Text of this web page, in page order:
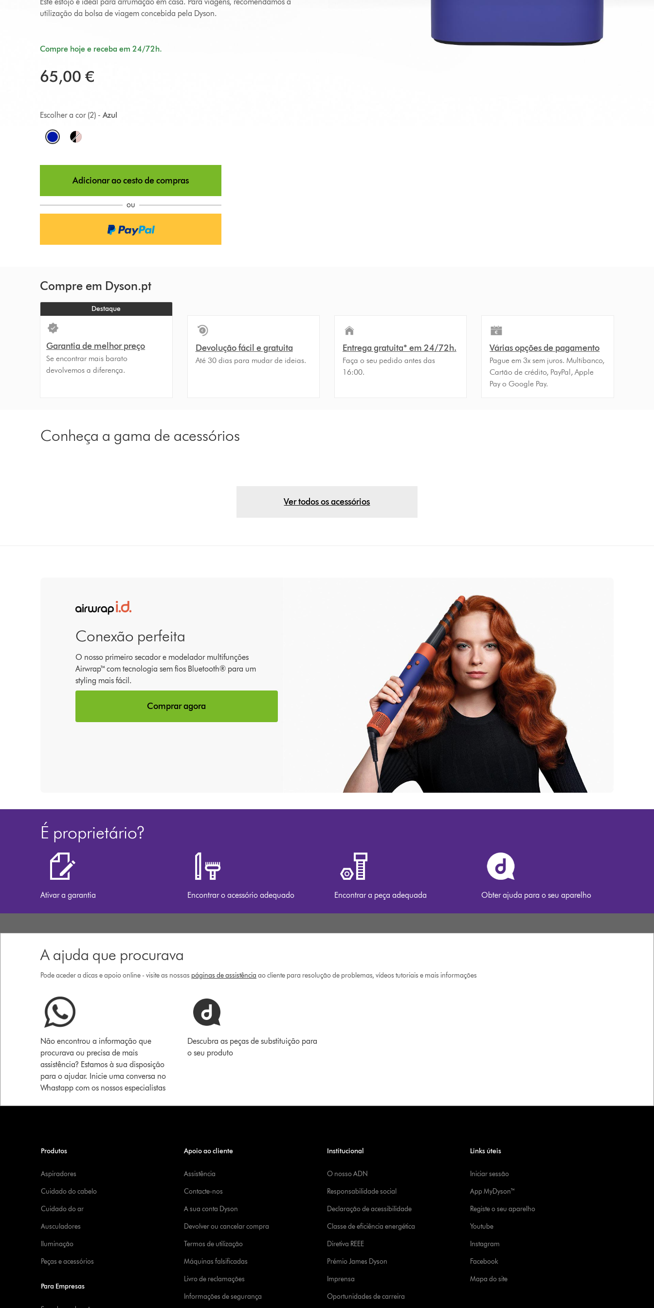
utilização da bolsa de viagem concebida pela Dyson.
Compre hoje e receba em 24/72h.
65,00 €
Azul
Escolher a cor (2) -
O
t
o
Adicionar ao cesto de compras
ou
Compre em Dyson.pt
Destaque
Garantia de melhor preço
Se encontrar mais barato
devolvemos a diferença.
Devolução fácil e gratuita
Até 30 dias para mudar de ideias.
Entrega gratuita* em 24/72h.
Faça o seu pedido antes das
16:00.
Várias opções de pagamento
Pague em 3x sem juros. Multibanco,
Cartão de crédito, PayPal, Apple
Pay o Google Pay.
Conheça a gama de acessórios
Ver todos os acessórios
Conexão perfeita
O nosso primeiro secador e modelador multifunções
Airwrap™ com tecnologia sem fios Bluetooth® para um
styling mais fácil.
Comprar agora
É proprietário?
Ativar a garantia Encontrar o acessório adequado Encontrar a peça adequada Obter ajuda para o seu aparelho
A ajuda que procurava
Pode aceder a dicas e apoio online - visite as nossas páginas de assistência ao cliente para resolução de problemas, vídeos tutoriais e mais informações
Não encontrou a informação que
procurava ou precisa de mais
assistência? Estamos à sua disposição
para o ajudar. Inicie uma conversa no
Whastapp com os nossos especialistas
Descubra as peças de substituição para
o seu produto
Produtos
Aspiradores
Cuidado do cabelo
Cuidado do ar
Ausculadores
Iluminação
Peças e acessórios
Para Empresas
Apoio ao cliente
Assistência
Contacte-nos
A sua conta Dyson
Devolver ou cancelar compra
Termos de utilização
Máquinas falsificadas
Livro de reclamações
Informações de segurança
Institucional
O nosso ADN
Responsabilidade social
Declaração de acessibilidade
Classe de eficiência energética
Diretiva REEE
Prémio James Dyson
Imprensa
Oportunidades de carreira
Links úteis
Iniciar sessão
App MyDyson™
Registe o seu aparelho
Youtube
Instagram
Facebook
Mapa do site